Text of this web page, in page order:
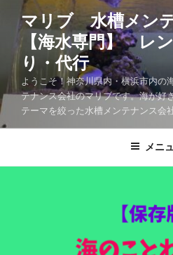
マリブ 水槽メン
【海水専門】 レ
り・代行
ようこそ！神奈川県内・横浜市内の
テナンス会社のマリブです。海が好
テーマを絞った水槽メンテナンス会
メニ